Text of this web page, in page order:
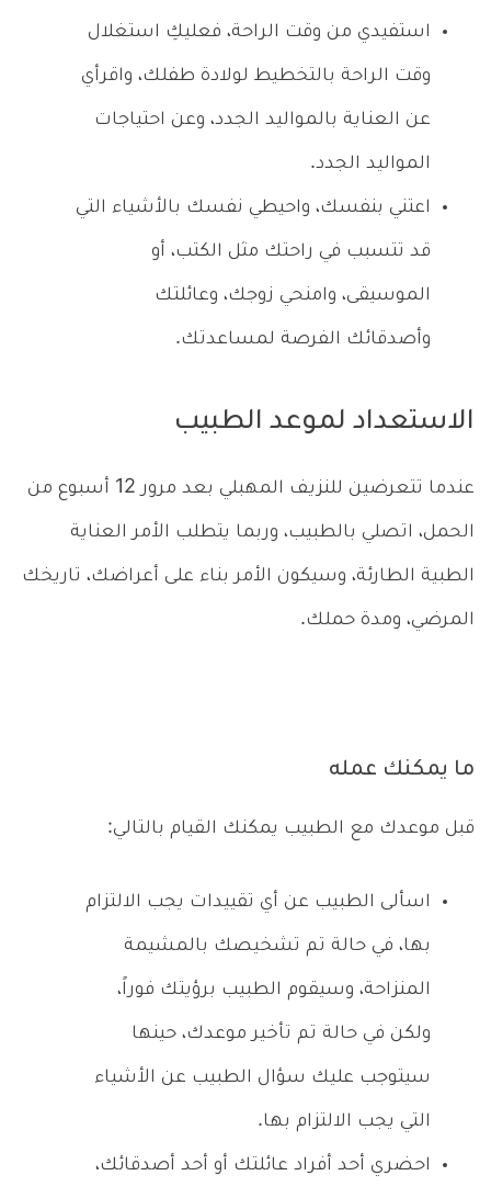
استفيدي من وقت الراحة، فعليكِ استغلال
وقت الراحة بالتخطيط لولادة طفلك، واقرأي
عن العناية بالمواليد الجدد، وعن احتياجات
المواليد الجدد.
اعتني بنفسك، واحيطي نفسك بالأشياء التي
قد تتسبب في راحتك مثل الكتب، أو
الموسيقى، وامنحي زوجك، وعائلتك
وأصدقائك الفرصة لمساعدتك.
الاستعداد لموعد الطبيب
عندما تتعرضين للنزيف المهبلي بعد مرور 12 أسبوع من
الحمل، اتصلي بالطبيب، وربما يتطلب الأمر العناية
الطبية الطارئة، وسيكون الأمر بناء على أعراضك، تاريخك
المرضي، ومدة حملك.
ما يمكنك عمله
قبل موعدك مع الطبيب يمكنك القيام بالتالي:
اسألى الطبيب عن أي تقييدات يجب الالتزام
بها، في حالة تم تشخيصك بالمشيمة
المنزاحة، وسيقوم الطبيب برؤيتك فوراً،
ولكن في حالة تم تأخير موعدك، حينها
سيتوجب عليك سؤال الطبيب عن الأشياء
التي يجب الالتزام بها.
احضري أحد أفراد عائلتك أو أحد أصدقائك،